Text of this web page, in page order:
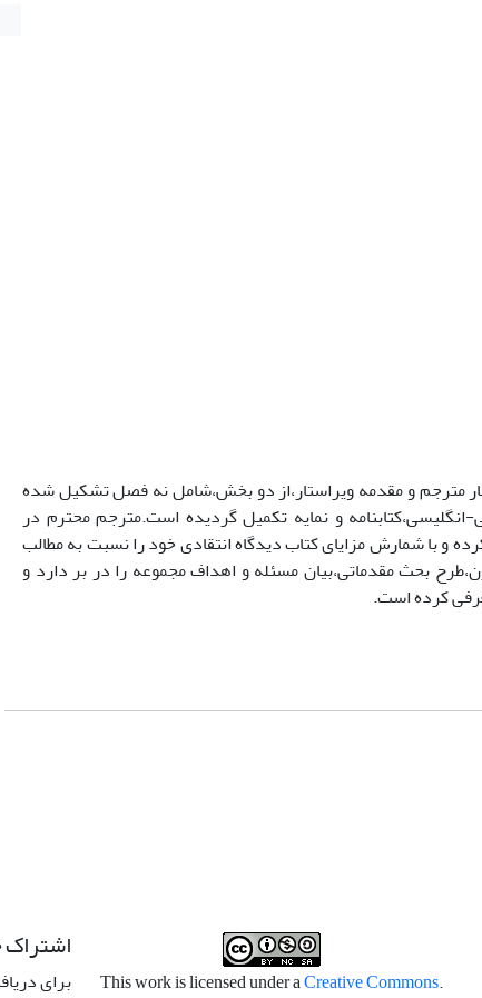
مترجم و مقدمه ویراستار،از دو بخش،شامل نه فصل تشکیل شده
و نمایه تکمیل گردیده است.مترجم محترم در
و با شمارش مزایای کتاب دیدگاه انتقادی خود را نسبت به مطالب
بحث مقدماتی،بیان مسئله و اهداف مجموعه را در بر دارد و
کرده است.
.This work is licensed under a
Creative Commons
اشتراک
برای